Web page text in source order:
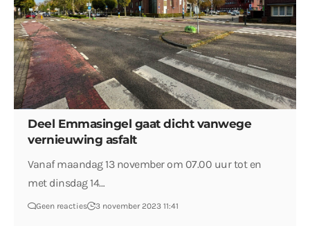
Deel Emmasingel gaat dicht vanwege
vernieuwing asfalt
Vanaf maandag 13 november om 07.00 uur tot en
met dinsdag 14…
Geen reacties 3 november 2023 11:41